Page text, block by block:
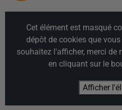
Cet élément est masqué
dépôt de cookies que
souhaitez l'afficher, merci de
en cliquant sur le
Afficher